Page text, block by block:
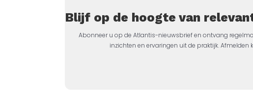
Blijf op de hoogte van
Abonneer u op de Atlantis-nieuwsbrief en ontvang
inzichten en ervaringen uit de praktijk. Afmelden